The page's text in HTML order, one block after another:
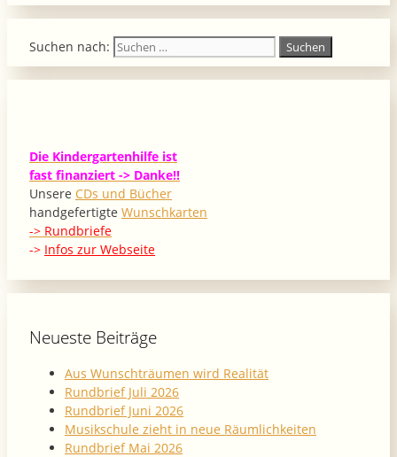
Suchen nach:
Die Kindergartenhilfe ist
fast finanziert -> Danke!!
Unsere CDs und Bücher
handgefertigte Wunschkarten
-> Rundbriefe
-> Infos zur Webseite
Neueste Beiträge
Aus Wunschträumen wird Realität
Rundbrief Juli 2026
Rundbrief Juni 2026
Musikschule zieht in neue Räumlichkeiten
Rundbrief Mai 2026